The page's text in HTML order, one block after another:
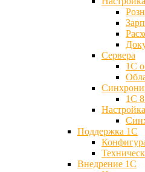
Сервера
1С
1С
Поддержка 1С
Внедрение 1С